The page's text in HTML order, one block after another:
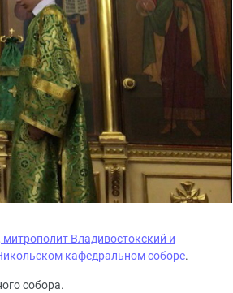
митрополит Владивостокский и
кафедральном соборе.
собора.